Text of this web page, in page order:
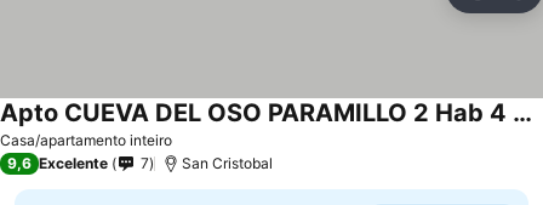
Casa/apartamento inteiro
Apto CUEVA DEL OSO PARAMILLO 2 Hab 4 Pax
Ver preços
9,6 Excelente 7 San Cristobal